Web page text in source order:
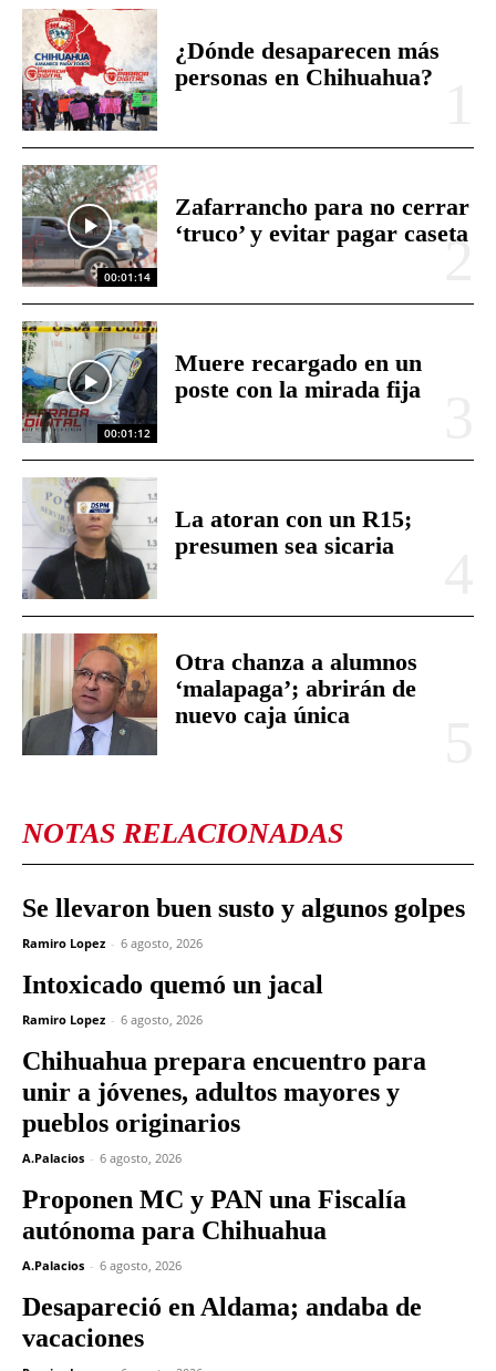
¿Dónde desaparecen más
personas en Chihuahua?
00:01:14
Zafarrancho para no cerrar
‘truco’ y evitar pagar caseta
00:01:12
Muere recargado en un
poste con la mirada fija
La atoran con un R15;
presumen sea sicaria
Otra chanza a alumnos
‘malapaga’; abrirán de
nuevo caja única
NOTAS RELACIONADAS
Se llevaron buen susto y algunos golpes
Ramiro Lopez - 6 agosto, 2026
Intoxicado quemó un jacal
Ramiro Lopez - 6 agosto, 2026
Chihuahua prepara encuentro para
unir a jóvenes, adultos mayores y
pueblos originarios
A.Palacios - 6 agosto, 2026
Proponen MC y PAN una Fiscalía
autónoma para Chihuahua
A.Palacios - 6 agosto, 2026
Desapareció en Aldama; andaba de
vacaciones